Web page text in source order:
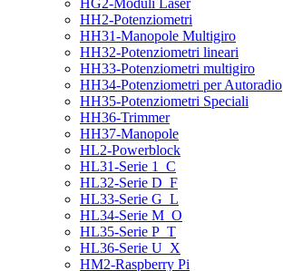
HG2-Moduli Laser
HH2-Potenziometri
HH31-Manopole Multigiro
HH32-Potenziometri lineari
HH33-Potenziometri multigiro
HH34-Potenziometri per Autoradio
HH35-Potenziometri Speciali
HH36-Trimmer
HH37-Manopole
HL2-Powerblock
HL31-Serie 1_C
HL32-Serie D_F
HL33-Serie G_L
HL34-Serie M_O
HL35-Serie P_T
HL36-Serie U_X
HM2-Raspberry Pi